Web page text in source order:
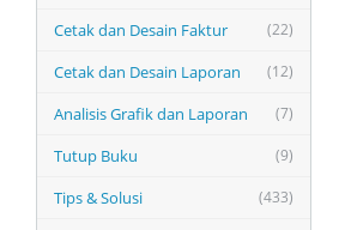
(22)
Cetak dan Desain Faktur
(12)
Cetak dan Desain Laporan
(7)
Analisis Grafik dan Laporan
(9)
Tutup Buku
(433)
Tips & Solusi